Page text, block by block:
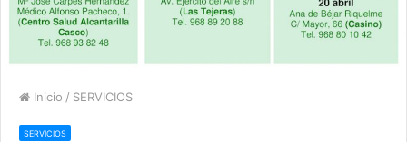
Inicio / SERVICIOS
SERVICIOS